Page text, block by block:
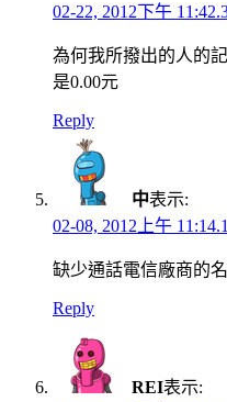
02-22, 2012下午
為何我所撥出的人的
是0.00元
Reply
中表示:
02-08, 2012上午
缺少通話電信廠商的
Reply
REI表示: